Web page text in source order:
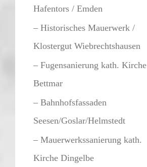
Hafentors / Emden
– Historisches Mauerwerk /
Klostergut Wiebrechtshausen
– Fugensanierung kath. Kirche
Bettmar
– Bahnhofsfassaden
Seesen/Goslar/Helmstedt
– Mauerwerkssanierung kath.
Kirche Dingelbe